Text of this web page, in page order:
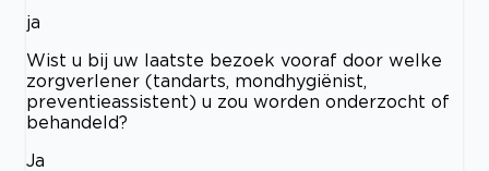
ja
Wist u bij uw laatste bezoek vooraf door welke
zorgverlener (tandarts, mondhygiënist,
preventieassistent) u zou worden onderzocht of
behandeld?
Ja